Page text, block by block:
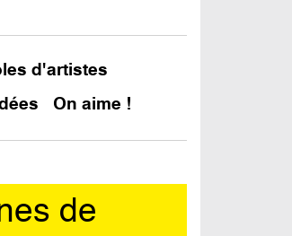
d'artistes
On aime !
de